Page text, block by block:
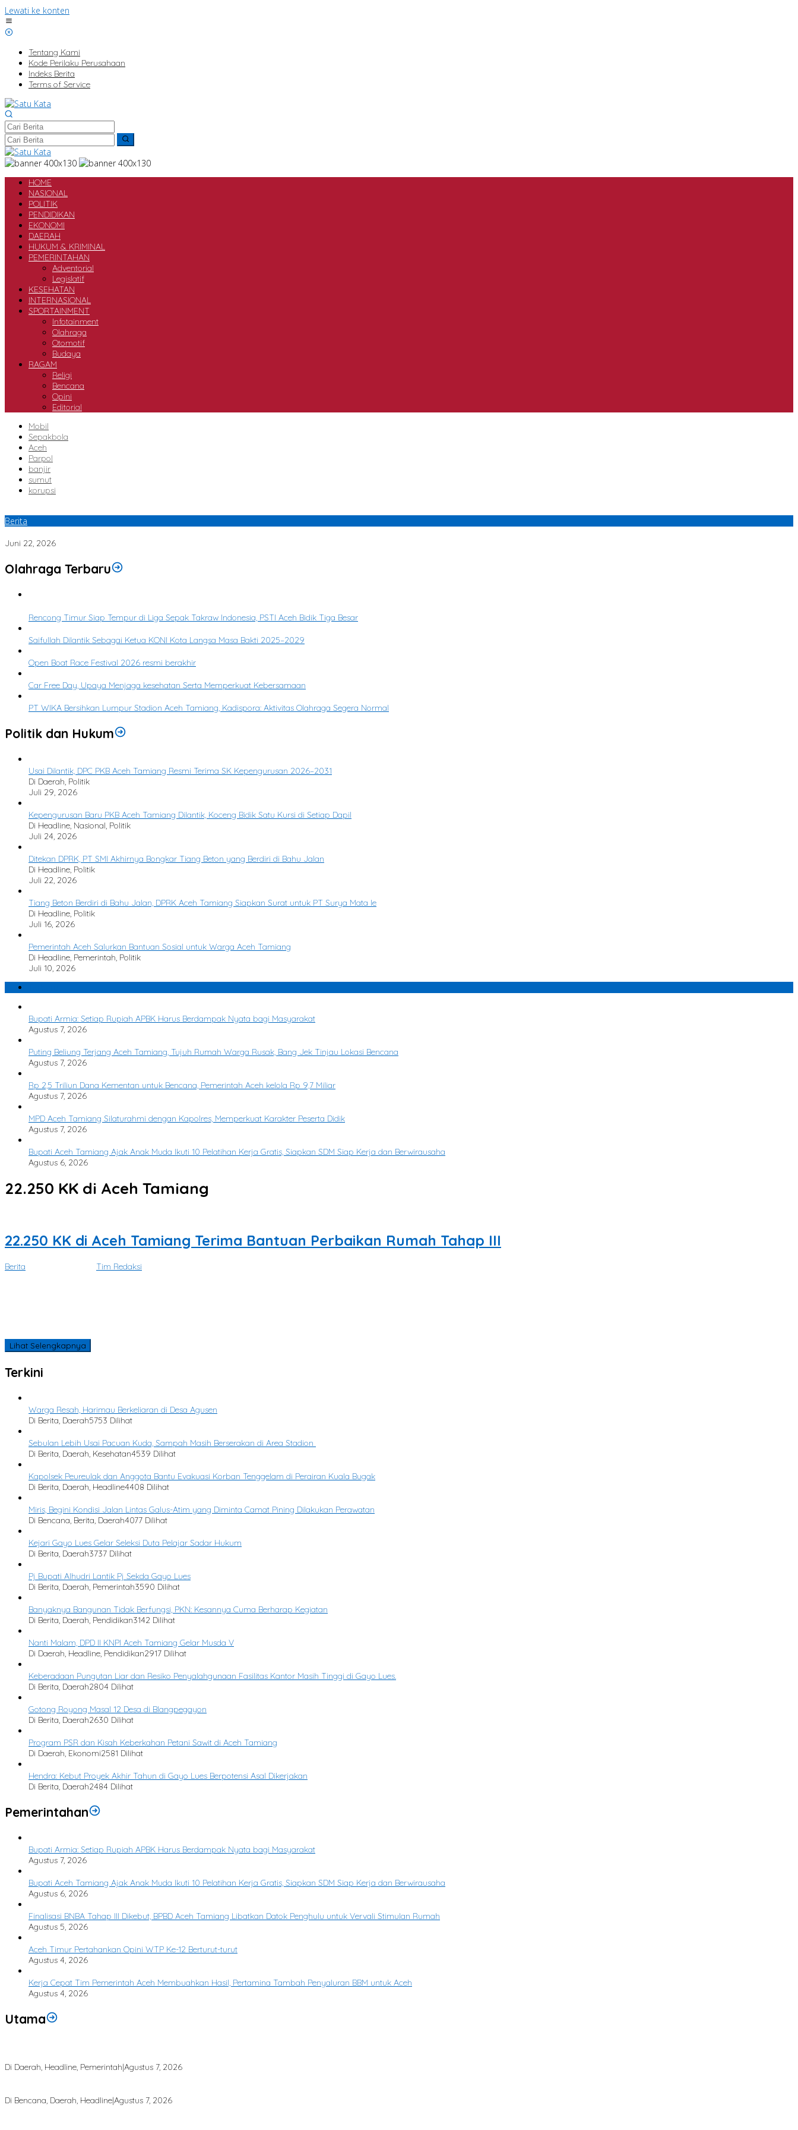
Lewati ke konten
Tentang Kami
Kode Perilaku Perusahaan
Indeks Berita
Terms of Service
HOME
NASIONAL
POLITIK
PENDIDIKAN
EKONOMI
DAERAH
HUKUM & KRIMINAL
PEMERINTAHAN
Adventorial
Legislatif
KESEHATAN
INTERNASIONAL
SPORTAINMENT
Infotainment
Olahraga
Otomotif
Budaya
RAGAM
Religi
Bencana
Opini
Editorial
Mobil
Sepakbola
Aceh
Parpol
banjir
sumut
korupsi
Berita
Juni 22, 2026
Olahraga Terbaru
Rencong Timur Siap Tempur di Liga Sepak Takraw Indonesia, PSTI Aceh Bidik Tiga Besar
Saifullah Dilantik Sebagai Ketua KONI Kota Langsa Masa Bakti 2025–2029
Open Boat Race Festival 2026 resmi berakhir
Car Free Day, Upaya Menjaga kesehatan Serta Memperkuat Kebersamaan
PT WIKA Bersihkan Lumpur Stadion Aceh Tamiang, Kadispora: Aktivitas Olahraga Segera Normal
Politik dan Hukum
Usai Dilantik, DPC PKB Aceh Tamiang Resmi Terima SK Kepengurusan 2026–2031
Di Daerah, Politik
Juli 29, 2026
Kepengurusan Baru PKB Aceh Tamiang Dilantik, Koceng Bidik Satu Kursi di Setiap Dapil
Di Headline, Nasional, Politik
Juli 24, 2026
Ditekan DPRK, PT SMI Akhirnya Bongkar Tiang Beton yang Berdiri di Bahu Jalan
Di Headline, Politik
Juli 22, 2026
Tiang Beton Berdiri di Bahu Jalan, DPRK Aceh Tamiang Siapkan Surat untuk PT Surya Mata Ie
Di Headline, Politik
Juli 16, 2026
Pemerintah Aceh Salurkan Bantuan Sosial untuk Warga Aceh Tamiang
Di Headline, Pemerintah, Politik
Juli 10, 2026
Bupati Armia: Setiap Rupiah APBK Harus Berdampak Nyata bagi Masyarakat
Agustus 7, 2026
Puting Beliung Terjang Aceh Tamiang, Tujuh Rumah Warga Rusak, Bang Jek Tinjau Lokasi Bencana
Agustus 7, 2026
Rp 2,5 Triliun Dana Kementan untuk Bencana, Pemerintah Aceh kelola Rp 9,7 Miliar
Agustus 7, 2026
MPD Aceh Tamiang Silaturahmi dengan Kapolres, Memperkuat Karakter Peserta Didik
Agustus 7, 2026
Bupati Aceh Tamiang Ajak Anak Muda Ikuti 10 Pelatihan Kerja Gratis, Siapkan SDM Siap Kerja dan Berwirausaha
Agustus 6, 2026
22.250 KK di Aceh Tamiang
22.250 KK di Aceh Tamiang Terima Bantuan Perbaikan Rumah Tahap III
Berita Tim Redaksi
Lihat Selengkapnya
Terkini
Warga Resah, Harimau Berkeliaran di Desa Agusen
Di Berita, Daerah5753 Dilihat
Sebulan Lebih Usai Pacuan Kuda, Sampah Masih Berserakan di Area Stadion
Di Berita, Daerah, Kesehatan4539 Dilihat
Kapolsek Peureulak dan Anggota Bantu Evakuasi Korban Tenggelam di Perairan Kuala Bugak
Di Berita, Daerah, Headline4408 Dilihat
Miris, Begini Kondisi Jalan Lintas Galus-Atim yang Diminta Camat Pining Dilakukan Perawatan
Di Bencana, Berita, Daerah4077 Dilihat
Kejari Gayo Lues Gelar Seleksi Duta Pelajar Sadar Hukum
Di Berita, Daerah3737 Dilihat
Pj Bupati Alhudri Lantik Pj Sekda Gayo Lues
Di Berita, Daerah, Pemerintah3590 Dilihat
Banyaknya Bangunan Tidak Berfungsi, PKN: Kesannya Cuma Berharap Kegiatan
Di Berita, Daerah, Pendidikan3142 Dilihat
Nanti Malam, DPD II KNPI Aceh Tamiang Gelar Musda V
Di Daerah, Headline, Pendidikan2917 Dilihat
Keberadaan Pungutan Liar dan Resiko Penyalahgunaan Fasilitas Kantor Masih Tinggi di Gayo Lues.
Di Berita, Daerah2804 Dilihat
Gotong Royong Masal 12 Desa di Blangpegayon
Di Berita, Daerah2630 Dilihat
Program PSR dan Kisah Keberkahan Petani Sawit di Aceh Tamiang
Di Daerah, Ekonomi2581 Dilihat
Hendra: Kebut Proyek Akhir Tahun di Gayo Lues Berpotensi Asal Dikerjakan
Di Berita, Daerah2484 Dilihat
Pemerintahan
Bupati Armia: Setiap Rupiah APBK Harus Berdampak Nyata bagi Masyarakat
Agustus 7, 2026
Bupati Aceh Tamiang Ajak Anak Muda Ikuti 10 Pelatihan Kerja Gratis, Siapkan SDM Siap Kerja dan Berwirausaha
Agustus 6, 2026
Finalisasi BNBA Tahap III Dikebut, BPBD Aceh Tamiang Libatkan Datok Penghulu untuk Vervali Stimulan Rumah
Agustus 5, 2026
Aceh Timur Pertahankan Opini WTP Ke-12 Berturut-turut
Agustus 4, 2026
Kerja Cepat Tim Pemerintah Aceh Membuahkan Hasil, Pertamina Tambah Penyaluran BBM untuk Aceh
Agustus 4, 2026
Utama
Di Daerah, Headline, Pemerintah|Agustus 7, 2026
Di Bencana, Daerah, Headline|Agustus 7, 2026